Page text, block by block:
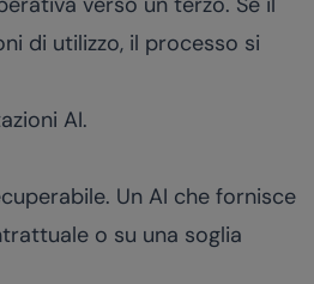
di utilizzo, il processo si
AI.
Un AI che fornisce
o su una soglia